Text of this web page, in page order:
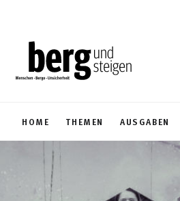
HOME THEMEN AUSGABEN